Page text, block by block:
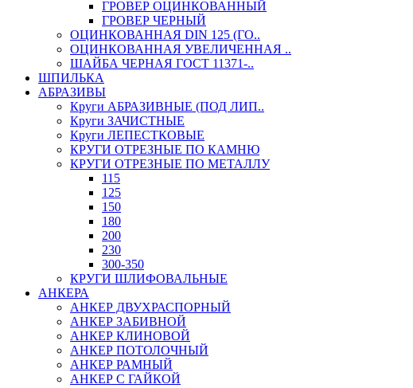
ГРОВЕР ОЦИНКОВАННЫЙ
ГРОВЕР ЧЕРНЫЙ
ОЦИНКОВАННАЯ DIN 125 (ГО..
ОЦИНКОВАННАЯ УВЕЛИЧЕННАЯ ..
ШАЙБА ЧЕРНАЯ ГОСТ 11371-..
ШПИЛЬКА
АБРАЗИВЫ
Круги АБРАЗИВНЫЕ (ПОД ЛИП..
Круги ЗАЧИСТНЫЕ
Круги ЛЕПЕСТКОВЫЕ
КРУГИ ОТРЕЗНЫЕ ПО КАМНЮ
КРУГИ ОТРЕЗНЫЕ ПО МЕТАЛЛУ
115
125
150
180
200
230
300-350
КРУГИ ШЛИФОВАЛЬНЫЕ
АНКЕРА
АНКЕР ДВУХРАСПОРНЫЙ
АНКЕР ЗАБИВНОЙ
АНКЕР КЛИНОВОЙ
АНКЕР ПОТОЛОЧНЫЙ
АНКЕР РАМНЫЙ
АНКЕР С ГАЙКОЙ